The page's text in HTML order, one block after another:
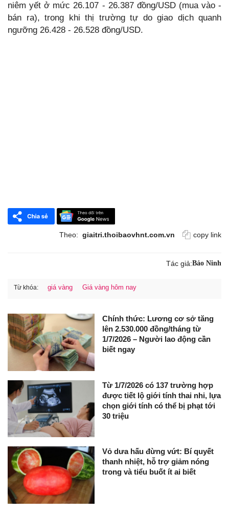
niêm yết ở mức 26.107 - 26.387 đồng/USD (mua vào -
bán ra), trong khi thị trường tự do giao dịch quanh
ngưỡng 26.428 - 26.528 đồng/USD.
Theo: giaitri.thoibaovhnt.com.vn copy link
Tác giả:Bảo Ninh
Từ khóa: giá vàng Giá vàng hôm nay
Chính thức: Lương cơ sở tăng
lên 2.530.000 đồng/tháng từ
1/7/2026 – Người lao động cần
biết ngay
Từ 1/7/2026 có 137 trường hợp
được tiết lộ giới tính thai nhi, lựa
chọn giới tính có thể bị phạt tới
30 triệu
Vỏ dưa hấu đừng vứt: Bí quyết
thanh nhiệt, hỗ trợ giảm nóng
trong và tiểu buốt ít ai biết